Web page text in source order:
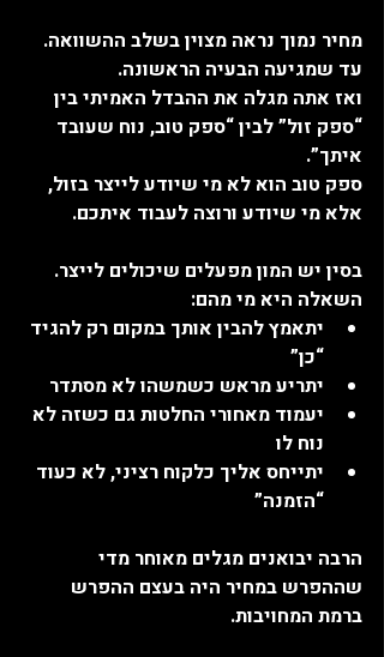
מחיר נמוך נראה מצוין בשלב ההשוואה.
עד שמגיעה הבעיה הראשונה.
ואז אתה מגלה את ההבדל האמיתי בין
“ספק זול” לבין “ספק טוב, נוח שעובד
איתך”.
ספק טוב הוא לא מי שיודע לייצר בזול,
אלא מי שיודע ורוצה לעבוד איתכם.
בסין יש המון מפעלים שיכולים לייצר.
השאלה היא מי מהם:
יתאמץ להבין אותך במקום רק להגיד
“כן”
יתריע מראש כשמשהו לא מסתדר
יעמוד מאחורי החלטות גם כשזה לא
נוח לו
יתייחס אליך כלקוח רציני, לא כעוד
“הזמנה”
הרבה יבואנים מגלים מאוחר מדי
שההפרש במחיר היה בעצם ההפרש
ברמת המחויבות.